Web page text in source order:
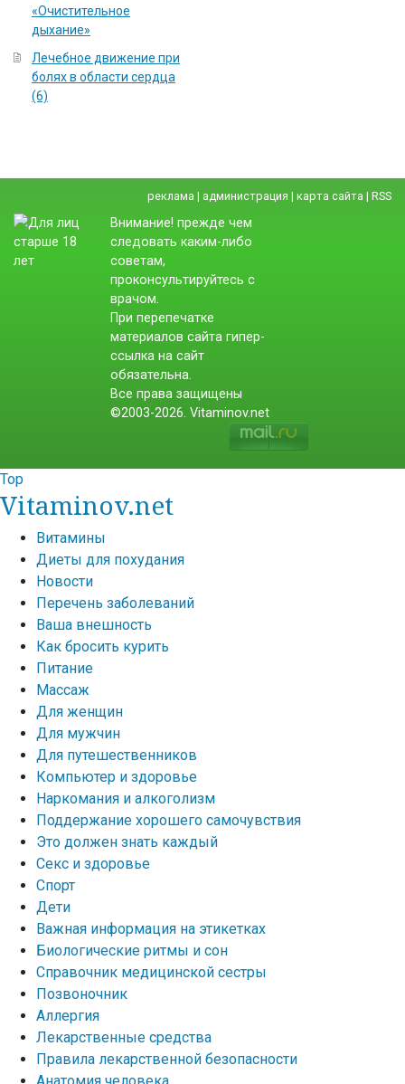
«Очистительное
дыхание»
Лечебное движение при
болях в области сердца
(6)
реклама | администрация | карта сайта | RSS
Внимание! прежде чем
следовать каким-либо
советам,
проконсультируйтесь с
врачом.
При перепечатке
материалов сайта гипер-
ссылка на сайт
обязательна.
Все права защищены
©2003-2026. Vitaminov.net
Top
Vitaminov.net
Витамины
Диеты для похудания
Новости
Перечень заболеваний
Ваша внешность
Как бросить курить
Питание
Массаж
Для женщин
Для мужчин
Для путешественников
Компьютер и здоровье
Наркомания и алкоголизм
Поддержание хорошего самочувствия
Это должен знать каждый
Секс и здоровье
Спорт
Дети
Важная информация на этикетках
Биологические ритмы и сон
Справочник медицинской сестры
Позвоночник
Аллергия
Лекарственные средства
Правила лекарственной безопасности